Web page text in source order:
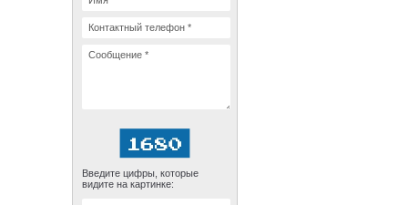
Введите цифры, которые
видите на картинке: